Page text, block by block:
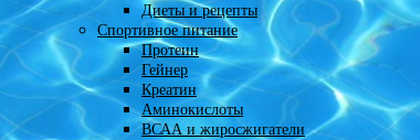
Диеты и рецепты
Спортивное питание
Протеин
Гейнер
Креатин
Аминокислоты
ВСАА и жиросжигатели